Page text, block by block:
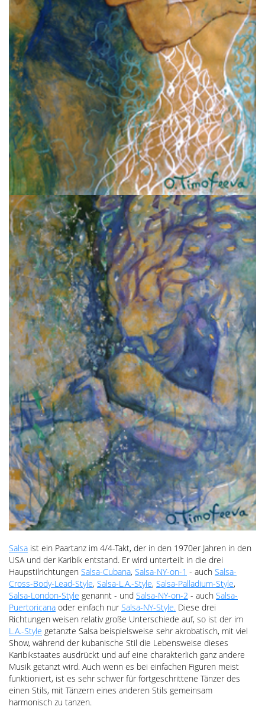
Salsa ist ein Paartanz im 4/4-Takt, der in den 1970er Jahren in den
USA und der Karibik entstand. Er wird unterteilt in die drei
Haupstilrichtungen Salsa-Cubana, Salsa-NY-on-1 - auch Salsa-
Cross-Body-Lead-Style, Salsa-L.A.-Style, Salsa-Palladium-Style,
Salsa-London-Style genannt - und Salsa-NY-on-2 - auch Salsa-
Puertoricana oder einfach nur Salsa-NY-Style. Diese drei
Richtungen weisen relativ große Unterschiede auf, so ist der im
L.A.-Style getanzte Salsa beispielsweise sehr akrobatisch, mit viel
Show, während der kubanische Stil die Lebensweise dieses
Karibikstaates ausdrückt und auf eine charakterlich ganz andere
Musik getanzt wird. Auch wenn es bei einfachen Figuren meist
funktioniert, ist es sehr schwer für fortgeschrittene Tänzer des
einen Stils, mit Tänzern eines anderen Stils gemeinsam
harmonisch zu tanzen.